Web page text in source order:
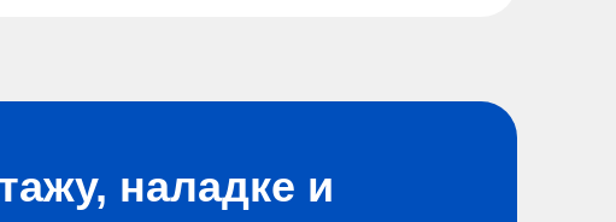
наладке и